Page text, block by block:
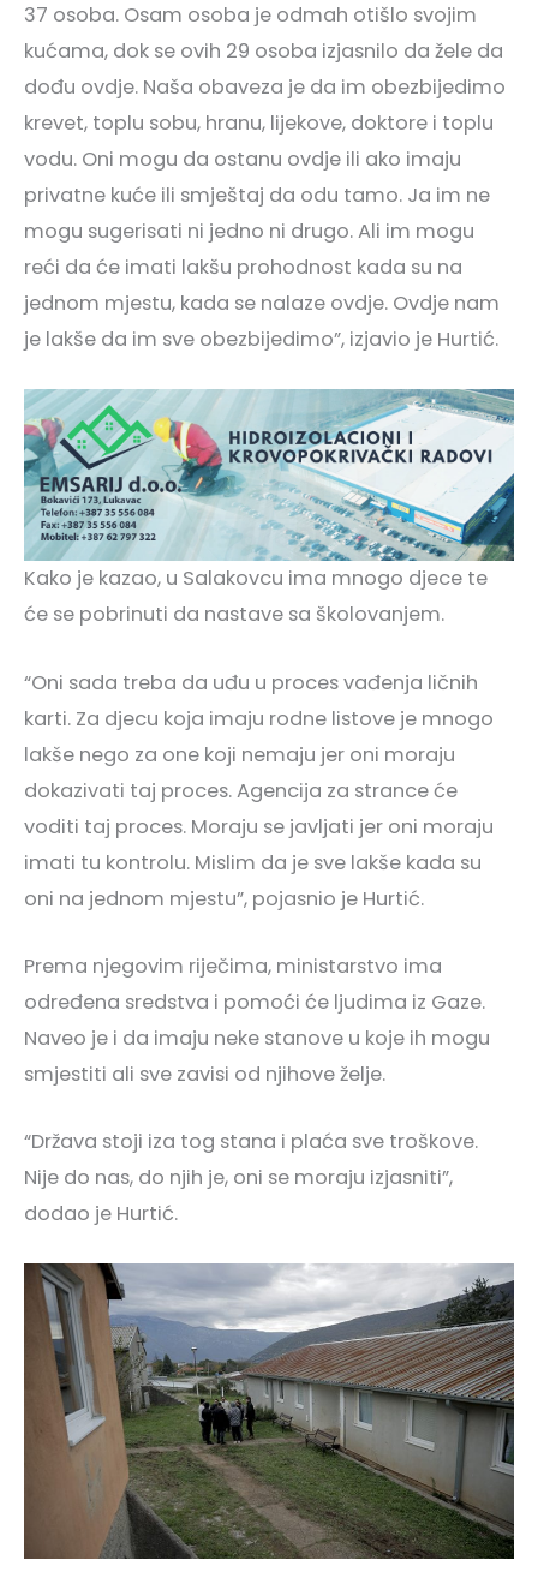
37 osoba. Osam osoba je odmah otišlo svojim
kućama, dok se ovih 29 osoba izjasnilo da žele da
dođu ovdje. Naša obaveza je da im obezbijedimo
krevet, toplu sobu, hranu, lijekove, doktore i toplu
vodu. Oni mogu da ostanu ovdje ili ako imaju
privatne kuće ili smještaj da odu tamo. Ja im ne
mogu sugerisati ni jedno ni drugo. Ali im mogu
reći da će imati lakšu prohodnost kada su na
jednom mjestu, kada se nalaze ovdje. Ovdje nam
je lakše da im sve obezbijedimo”, izjavio je Hurtić.
Kako je kazao, u Salakovcu ima mnogo djece te
će se pobrinuti da nastave sa školovanjem.
“Oni sada treba da uđu u proces vađenja ličnih
karti. Za djecu koja imaju rodne listove je mnogo
lakše nego za one koji nemaju jer oni moraju
dokazivati taj proces. Agencija za strance će
voditi taj proces. Moraju se javljati jer oni moraju
imati tu kontrolu. Mislim da je sve lakše kada su
oni na jednom mjestu”, pojasnio je Hurtić.
Prema njegovim riječima, ministarstvo ima
određena sredstva i pomoći će ljudima iz Gaze.
Naveo je i da imaju neke stanove u koje ih mogu
smjestiti ali sve zavisi od njihove želje.
“Država stoji iza tog stana i plaća sve troškove.
Nije do nas, do njih je, oni se moraju izjasniti”,
dodao je Hurtić.